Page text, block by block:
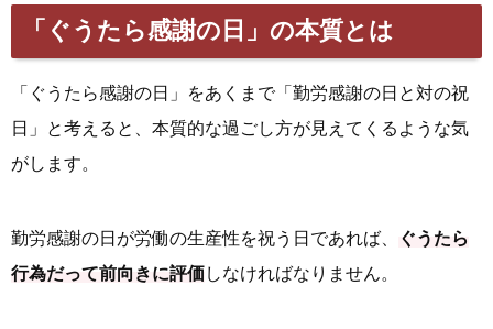
「ぐうたら感謝の日」の本質とは
「ぐうたら感謝の日」をあくまで「勤労感謝の日と対の祝
日」と考えると、本質的な過ごし方が見えてくるような気
がします。
勤労感謝の日が労働の生産性を祝う日であれば、
ぐうたら
行為だって前向きに評価しなければなりません。